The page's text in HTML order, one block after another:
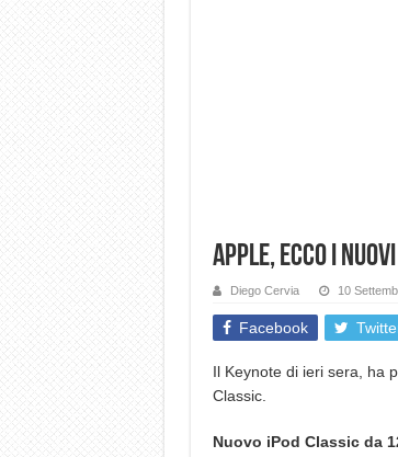
Apple, ecco i
Diego Cervia 10
Facebook
Il Keynote di ieri sera, ha
Classic.
Nuovo iPod Classic da